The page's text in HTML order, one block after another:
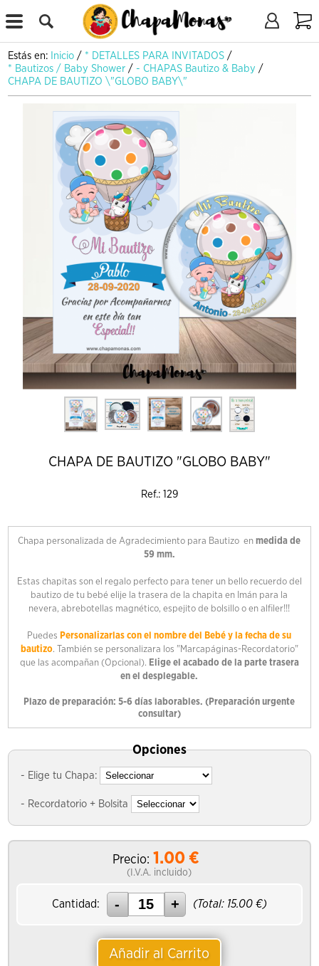
X
Estás en: Inicio / * DETALLES PARA INVITADOS /
* Bautizos / Baby Shower /- CHAPAS Bautizo & Baby /
CHAPA DE BAUTIZO \"GLOBO BABY\"
CHAPA DE BAUTIZO "GLOBO BABY"
Ref.: 129
Chapa personalizada de Agradecimiento para Bautizo enmedida de
59 mm.
Estas chapitas son el regalo perfecto para tener un bello recuerdo del
bautizo de tu bebé elije la trasera de la chapita en Imán para la
nevera, abrebotellas magnético, espejito de bolsillo o en alfiler!!!
Puedes Personalizarlas con el nombre del Bebé y la fecha de su
bautizo. También se personalizara los "Marcapáginas-Recordatorio"
que las acompañan (Opcional). Elige el acabado de la parte trasera
en el desplegable.
Plazo de preparación: 5-6 días laborables. (Preparación urgente
consultar)
Opciones
- Elige tu Chapa:
- Recordatorio + Bolsita
Precio: 1.00€
(I.V.A. incluido)
Cantidad: (Total: 15.00€)
Añadir al Carrito